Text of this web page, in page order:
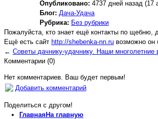
Опубликовано: 4737 дней назад (17
Блог: Дача-Удача
Рубрика: Без рубрики
Пожалуйста, кто знает ещё контакты по щебню,
Ещё есть сайт http://shebenka-nn.ru возможно он
← Советы дачнику-удачнику. Наши многолетние
Комментарии (0)
Нет комментариев. Ваш будет первым!
Добавить комментарий
Поделиться с другом!
Главная На главную